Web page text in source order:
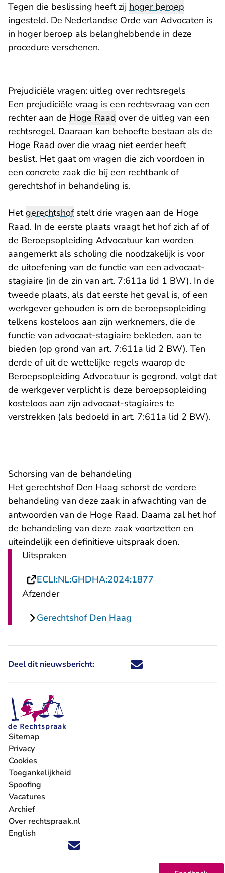
Tegen die beslissing heeft zij hoger beroep
ingesteld. De Nederlandse Orde van Advocaten is
in hoger beroep als belanghebbende in deze
procedure verschenen.
Prejudiciële vragen: uitleg over rechtsregels
Een prejudiciële vraag is een rechtsvraag van een
rechter aan de Hoge Raad over de uitleg van een
rechtsregel. Daaraan kan behoefte bestaan als de
Hoge Raad over die vraag niet eerder heeft
beslist. Het gaat om vragen die zich voordoen in
een concrete zaak die bij een rechtbank of
gerechtshof in behandeling is.
Hetgerechtshofstelt drie vragen aan de Hoge
Raad. In de eerste plaats vraagt het hof zich af of
de Beroepsopleiding Advocatuur kan worden
aangemerkt als scholing die noodzakelijk is voor
de uitoefening van de functie van een advocaat-
stagiaire (in de zin van art. 7:611a lid 1 BW). In de
tweede plaats, als dat eerste het geval is, of een
werkgever gehouden is om de beroepsopleiding
telkens kosteloos aan zijn werknemers, die de
functie van advocaat-stagiaire bekleden, aan te
bieden (op grond van art. 7:611a lid 2 BW). Ten
derde of uit de wettelijke regels waarop de
Beroepsopleiding Advocatuur is gegrond, volgt dat
de werkgever verplicht is deze beroepsopleiding
kosteloos aan zijn advocaat-stagiaires te
verstrekken (als bedoeld in art. 7:611a lid 2 BW).
Schorsing van de behandeling
Het gerechtshof Den Haag schorst de verdere
behandeling van deze zaak in afwachting van de
antwoorden van de Hoge Raad. Daarna zal het hof
de behandeling van deze zaak voortzetten en
uiteindelijk een definitieve uitspraak doen.
Uitspraken
ECLI:NL:GHDHA:2024:1877
Afzender
Gerechtshof Den Haag
Deel dit nieuwsbericht: Deel dit nieuwsbericht via X -
Deel dit nieuwsbericht via
Deel dit nieuwsbericht
Deel dit
Volg ons op X (Twitter) - U verlaat Rechtspraak.nl
Volg ons op Facebook - U verlaat Rechtspraak.nl
Volg ons op Instagram - U verlaat Rechtspraak.nl
Volg ons op Youtube - U verlaat Rechtspraak.nl
Volg ons op LinkedIn - U verlaat
'Blijf op de hoogte' nieuwsbrief - U verlaat
Sitemap
Privacy
Cookies
Toegankelijkheid
Spoofing
Vacatures
- U verlaat Rechtspraak.nl
Archief
Over rechtspraak.nl
English